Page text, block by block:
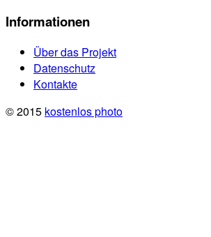
Informationen
Über das Projekt
Datenschutz
Kontakte
© 2015 kostenlos photo